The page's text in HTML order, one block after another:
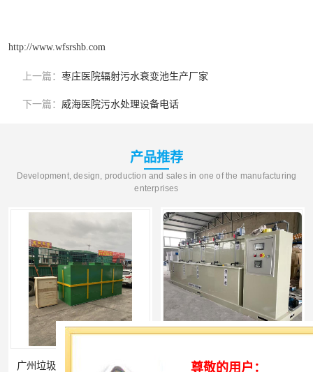
http://www.wfsrshb.com
上一篇： 枣庄医院辐射污水衰变池生产厂家
下一篇： 威海医院污水处理设备电话
产品推荐
Development, design, production and sales in one of the manufacturing
enterprises
广州垃圾渗透液污水处理设备 中水回用设备生产厂家